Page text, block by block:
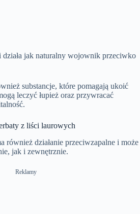
działa jak naturalny wojownik przeciwko
substancje, które pomagają ukoić
leczyć łupież oraz przywracać
z liści laurowych
również działanie przeciwzapalne i może
jak i zewnętrznie.
Reklamy